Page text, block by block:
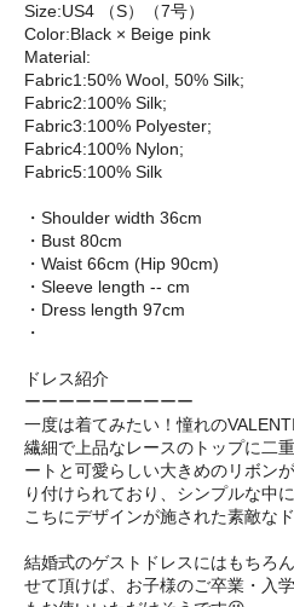
Size:US4 （S）（7号）
Color:Black × Beige pink
Material:
Fabric1:50% Wool, 50% Silk;
Fabric2:100% Silk;
Fabric3:100% Polyester;
Fabric4:100% Nylon;
Fabric5:100% Silk
・Shoulder width 36cm
・Bust 80cm
・Waist 66cm (Hip 90cm)
・Sleeve length -- cm
・Dress length 97cm
・
ドレス紹介
ーーーーーーーーーー
一度は着てみたい！憧れの
繊細で上品なレースのトップに二
ートと可愛らしい大きめのリボン
り付けられており、シンプルな中
こちにデザインが施された素敵な
結婚式のゲストドレスにはもちろ
せて頂けば、お子様のご卒業・入